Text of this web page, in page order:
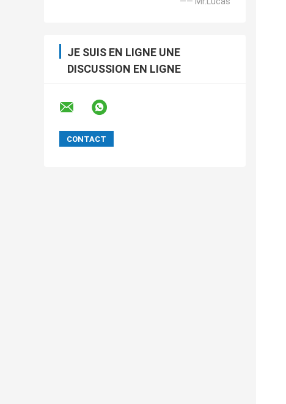
JE SUIS EN LIGNE UNE
DISCUSSION EN LIGNE